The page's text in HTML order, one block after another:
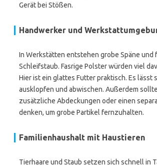
Gerät bei Stößen.
Handwerker und
In Werkstätten entstehen grobe Späne und
Schleifstaub. Fasrige Polster würden viel
Hier ist ein glattes Futter praktisch. Es lässt
ausklopfen und abwischen. Außerdem
zusätzliche Abdeckungen oder einen
denken, um grobe Partikel fernzuhalten.
Familienhaushalt mit Haustieren
Tierhaare und Staub setzen sich schnell in